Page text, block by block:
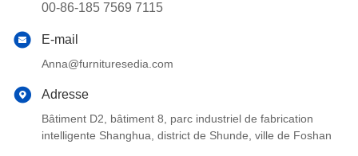
00-86-185 7569 7115
E-mail
Anna@furnituresedia.com
Adresse
Bâtiment D2, bâtiment 8, parc industriel de fabrication
intelligente Shanghua, district de Shunde, ville de Foshan